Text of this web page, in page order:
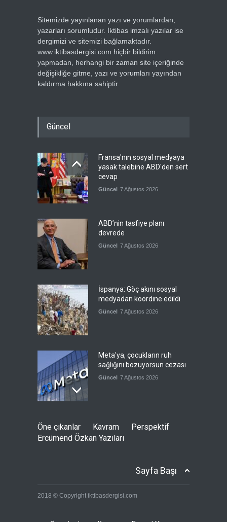
Sitemizde yayınlanan yazı ve yorumlardan,
yazarları sorumludur. İktibas imzalı yazılar ise
dergimizi ve sitemizi bağlamaktadır.
www.iktibasdergisi.com hiçbir bildirim
yapmadan, herhangi bir zaman site içeriğinde
değişikliğe gitme, yazı ve yorumları yayından
kaldırma hakkına sahiptir.
Güncel
Fransa'nın sosyal medyaya
yasak talebine ABD'den sert
cevap
Güncel 7 Ağustos 2026
ABD’nin tasfiye planı
devrede
Güncel 7 Ağustos 2026
İspanya: Göç akını sosyal
medyadan koordine edildi
Güncel 7 Ağustos 2026
Meta'ya, çocukların ruh
sağlığını bozuyorsun cezası
Güncel 7 Ağustos 2026
Futbol endüstrisinde kavga
devam ediyor
Pakistan savunma
Öne çıkanlar Kavram
Perspektif
Ercümend Özkan Yazıları
Sayfa Başı
2018 © Copyright iktibasdergisi.com